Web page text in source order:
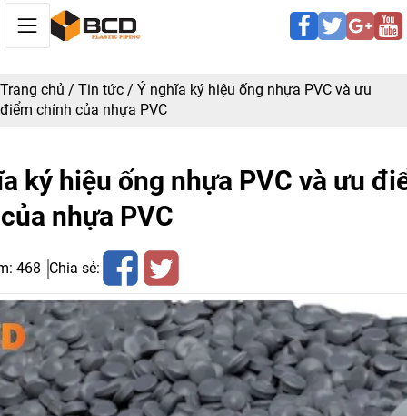
Trang chủ / Tin tức / Ý nghĩa ký hiệu ống nhựa PVC và ưu
điểm chính của nhựa PVC
ký hiệu ống nhựa PVC và ưu
nhựa PVC
468 Chia sẻ: